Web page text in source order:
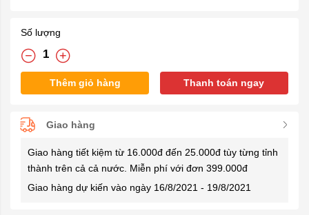
Số lượng
Thêm giỏ hàng Thanh toán ngay
Giao hàng
Giao hàng tiết kiệm từ 16.000đ đến 25.000đ tùy từng tỉnh
thành trên cả cả nước. Miễn phí với đơn 399.000đ
Giao hàng dự kiến vào ngày 16/8/2021 - 19/8/2021